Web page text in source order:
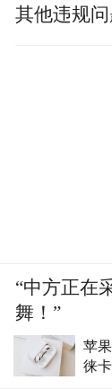
苹
徕
业
其他违规
“中方正在
舞！”